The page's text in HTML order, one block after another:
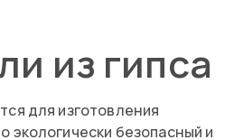
из гипса
для изготовления
экологически безопасный и